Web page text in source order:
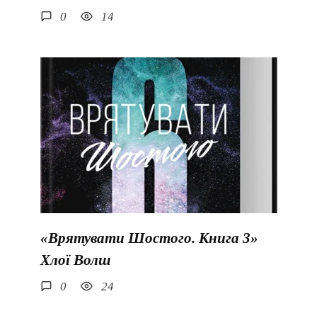
0 14
«Врятувати Шостого. Книга 3»
Хлої Волш
0 24